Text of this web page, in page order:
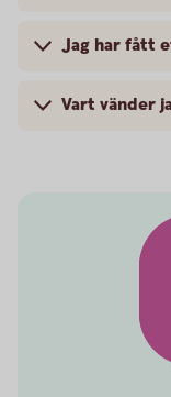
Jag har fått
Vart vänder